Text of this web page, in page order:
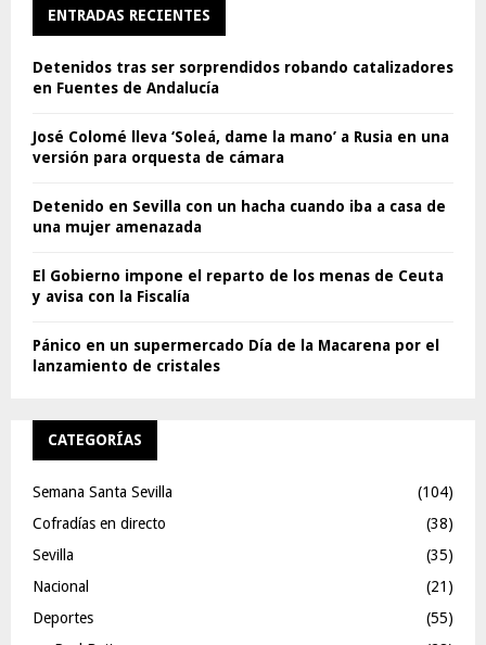
ENTRADAS RECIENTES
Detenidos tras ser sorprendidos robando catalizadores
en Fuentes de Andalucía
José Colomé lleva ‘Soleá, dame la mano’ a Rusia en una
versión para orquesta de cámara
Detenido en Sevilla con un hacha cuando iba a casa de
una mujer amenazada
El Gobierno impone el reparto de los menas de Ceuta
y avisa con la Fiscalía
Pánico en un supermercado Día de la Macarena por el
lanzamiento de cristales
CATEGORÍAS
Semana Santa Sevilla
(104)
Cofradías en directo
(38)
Sevilla
(35)
Nacional
(21)
Deportes
(55)